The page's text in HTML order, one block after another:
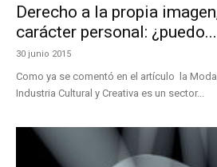
Derecho a la propia
carácter personal: ¿puedo...
30 junio 2015
Como ya se comentó en el artículo la
Industria Cultural y Creativa es un sector...